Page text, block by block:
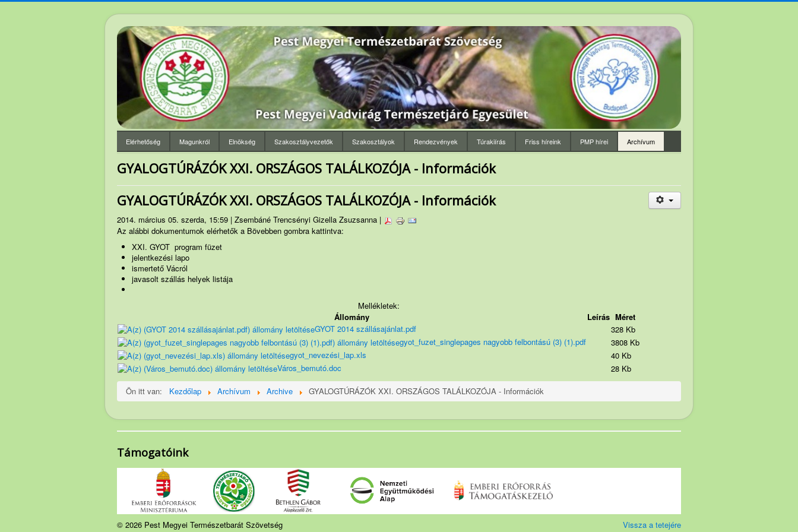
Elérhetőség Magunkról Elnökség Szakosztályvezetők Szakosztályok Rendezvények Túrakiírás Friss híreink PMP hírei Archívum
GYALOGTÚRÁZÓK XXI. ORSZÁGOS TALÁLKOZÓJA - Információk
GYALOGTÚRÁZÓK XXI. ORSZÁGOS TALÁLKOZÓJA - Információk
2014. március 05. szerda, 15:59 | Zsembáné Trencsényi Gizella Zsuzsanna |
Az alábbi dokumentumok elérhetők a Bövebben gombra kattintva:
XXI. GYOT program füzet
jelentkezési lapo
ismertető Vácról
javasolt szállás helyek listája
Mellékletek:
Állomány
Leírás Méret
GYOT 2014 szállásajánlat.pdf
328 Kb
gyot_fuzet_singlepages nagyobb felbontású (3) (1).pdf
3808 Kb
gyot_nevezési_lap.xls
40 Kb
Város_bemutó.doc
28 Kb
Ön itt van:
Kezdőlap Archívum Archive GYALOGTÚRÁZÓK XXI. ORSZÁGOS TALÁLKOZÓJA - Információk
Támogatóink
Vissza a tetejére
© 2026 Pest Megyei Természetbarát Szövetség